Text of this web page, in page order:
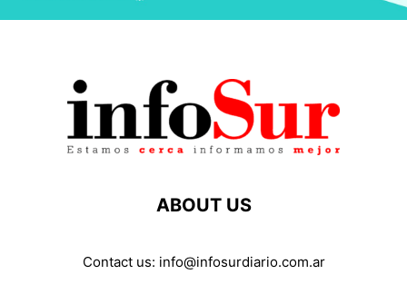
ABOUT US
Contact us: info@infosurdiario.com.ar